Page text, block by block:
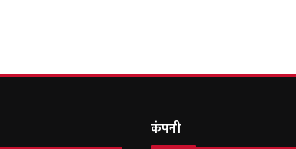
कंपनी